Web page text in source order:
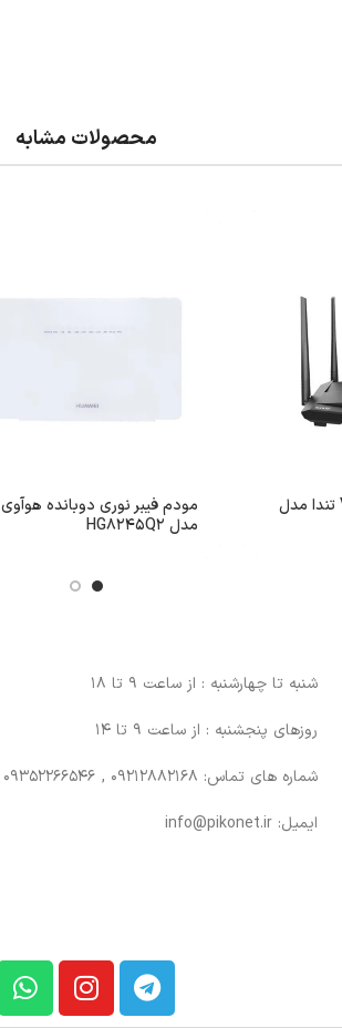
محصولات مشابه
مودم روتر VDSL/ADSL تندا مدل
مودم فیبر نوری دوبانده هوآوی
مدل HG8245Q2
شنبه تا چهارشنبه : از ساعت 9 تا 18
روزهای پنجشنبه : از ساعت 9 تا 14
شماره های تماس: 09212882168 , 09352266546
ایمیل: info@pikonet.ir